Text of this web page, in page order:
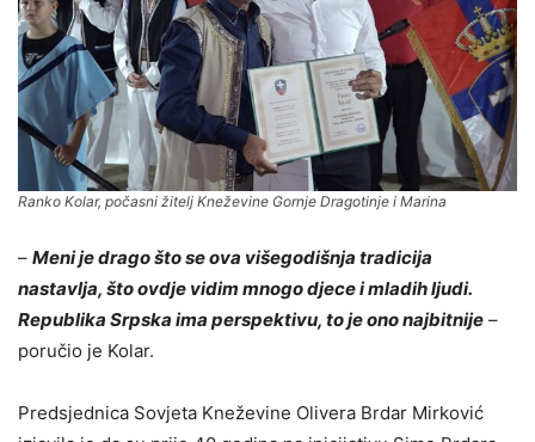
Ranko Kolar, počasni žitelj Kneževine Gornje Dragotinje i Marina
– Meni je drago što se ova višegodišnja tradicija
nastavlja, što ovdje vidim mnogo djece i mladih ljudi.
Republika Srpska ima perspektivu, to je ono najbitnije –
poručio je Kolar.
Predsjednica Sovjeta Kneževine Olivera Brdar Mirković